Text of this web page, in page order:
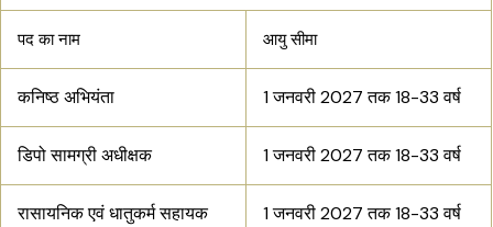
पद का नाम आयु सीमा
कनिष्ठ अभियंता 1 जनवरी 2027 तक 18-33 वर्ष
डिपो सामग्री अधीक्षक 1 जनवरी 2027 तक 18-33 वर्ष
रासायनिक एवं धातुकर्म सहायक 1 जनवरी 2027 तक 18-33 वर्ष